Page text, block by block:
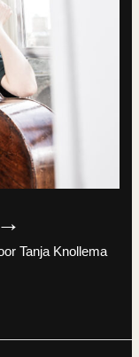
Tanja Knollema